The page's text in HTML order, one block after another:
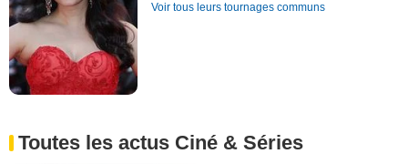
Voir tous leurs tournages communs
Toutes les actus Ciné & Séries